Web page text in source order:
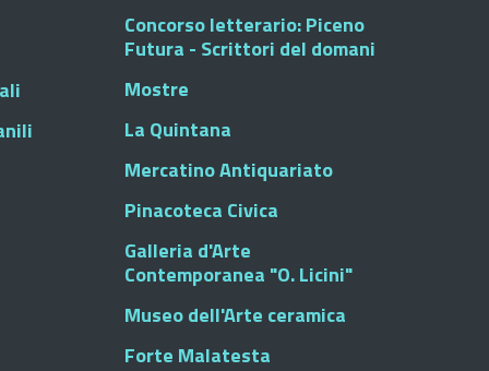
Concorso letterario: Piceno
Futura - Scrittori del domani
Mostre
La Quintana
Mercatino Antiquariato
Pinacoteca Civica
Galleria d'Arte
Contemporanea "O. Licini"
Museo dell'Arte ceramica
Forte Malatesta